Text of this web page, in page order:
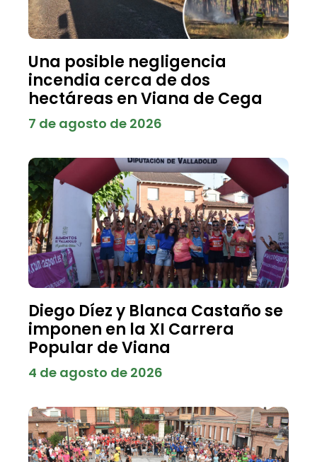
Una posible negligencia
incendia cerca de dos
hectáreas en Viana de Cega
7 de agosto de 2026
Diego Díez y Blanca Castaño se
imponen en la XI Carrera
Popular de Viana
4 de agosto de 2026